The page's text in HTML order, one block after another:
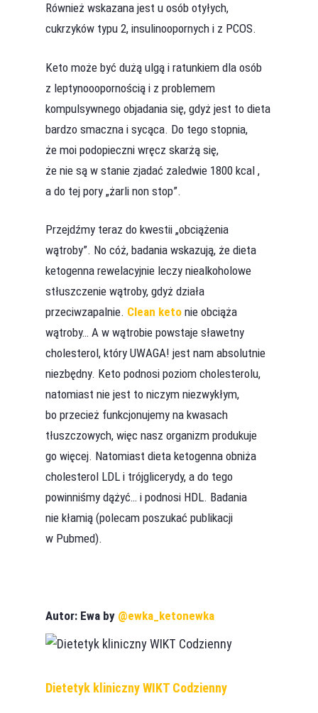
Również wskazana jest u osób otyłych,
cukrzyków typu 2, insulinoopornych i z PCOS.
Keto może być dużą ulgą i ratunkiem dla osób
z leptynooopornością i z problemem
kompulsywnego objadania się, gdyż jest to dieta
bardzo smaczna i sycąca. Do tego stopnia,
że moi podopieczni wręcz skarżą się,
że nie są w stanie zjadać zaledwie 1800 kcal ,
a do tej pory „żarli non stop”.
Przejdźmy teraz do kwestii „obciążenia
wątroby”. No cóż, badania wskazują, że dieta
ketogenna rewelacyjnie leczy niealkoholowe
stłuszczenie wątroby, gdyż działa
przeciwzapalnie. Clean keto nie obciąża
wątroby… A w wątrobie powstaje sławetny
cholesterol, który UWAGA! jest nam absolutnie
niezbędny. Keto podnosi poziom cholesterolu,
natomiast nie jest to niczym niezwykłym,
bo przecież funkcjonujemy na kwasach
tłuszczowych, więc nasz organizm produkuje
go więcej. Natomiast dieta ketogenna obniża
cholesterol LDL i trójglicerydy, a do tego
powinniśmy dążyć… i podnosi HDL. Badania
nie kłamią (polecam poszukać publikacji
w Pubmed).
Autor: Ewa by @ewka_ketonewka
Dietetyk kliniczny WIKT Codzienny